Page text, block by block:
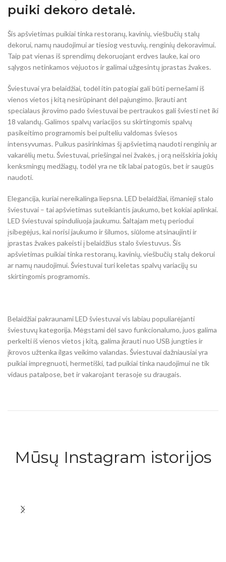
puiki dekoro detalė.
Šis apšvietimas puikiai tinka restoranų, kavinių, viešbučių stalų
dekorui, namų naudojimui ar tiesiog vestuvių, renginių dekoravimui.
Taip pat vienas iš sprendimų dekoruojant erdves lauke, kai oro
sąlygos netinkamos vėjuotos ir galimai užgesintų įprastas žvakes.
Šviestuvai yra belaidžiai, todėl itin patogiai gali būti pernešami iš
vienos vietos į kitą nesirūpinant dėl pajungimo. Įkrauti ant
specialaus įkrovimo pado šviestuvai be pertraukos gali šviesti net iki
18 valandų. Galimos spalvų variacijos su skirtingomis spalvų
pasikeitimo programomis bei pulteliu valdomas šviesos
intensyvumas. Puikus pasirinkimas šį apšvietimą naudoti renginių ar
vakarėlių metu. Šviestuvai, priešingai nei žvakės, į orą neišskiria jokių
kenksmingų medžiagų, todėl yra ne tik labai patogūs, bet ir saugūs
naudoti.
Elegancija, kuriai nereikalinga liepsna. LED belaidžiai, išmanieji stalo
šviestuvai – tai apšvietimas suteikiantis jaukumo, bet kokiai aplinkai.
LED šviestuvai spinduliuoja jaukumu. Šaltajam metų periodui
įsibegėjus, kai norisi jaukumo ir šilumos, siūlome atsinaujinti ir
įprastas žvakes pakeisti į belaidžius stalo šviestuvus. Šis
apšvietimas puikiai tinka restoranų, kavinių, viešbučių stalų dekorui
ar namų naudojimui. Šviestuvai turi keletas spalvų variacijų su
skirtingomis programomis.
Belaidžiai pakraunami LED šviestuvai vis labiau populiarėjanti
šviestuvų kategorija. Mėgstami dėl savo funkcionalumo, juos galima
perkelti iš vienos vietos į kitą, galima įkrauti nuo USB jungties ir
įkrovos užtenka ilgas veikimo valandas. Šviestuvai dažniausiai yra
puikiai impregnuoti, hermetiški, tad puikiai tinka naudojimui ne tik
vidaus patalpose, bet ir vakarojant terasoje su draugais.
Mūsų Instagram istorijos